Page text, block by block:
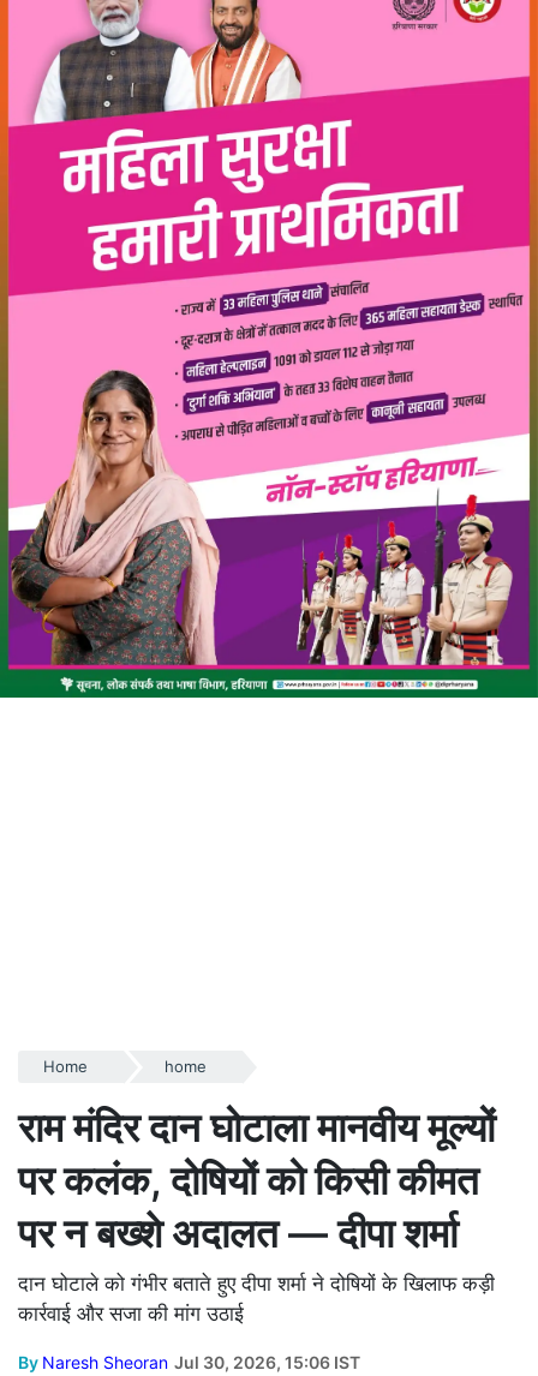
Home home
राम मंदिर दान घोटाला मानवीय मूल्यों
पर कलंक, दोषियों को किसी कीमत
पर न बख्शे अदालत — दीपा शर्मा
दान घोटाले को गंभीर बताते हुए दीपा शर्मा ने दोषियों के खिलाफ कड़ी
कार्रवाई और सजा की मांग उठाई
By Naresh Sheoran Jul 30, 2026, 15:06 IST